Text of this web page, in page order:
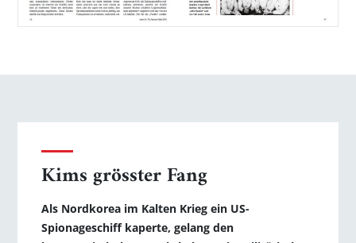
Kims grösster Fang
Als Nordkorea im Kalten Krieg ein US-
Spionageschiff kaperte, gelang den